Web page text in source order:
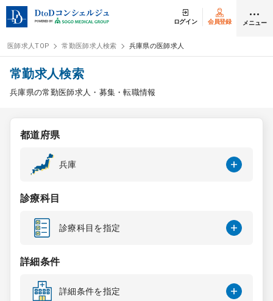
ログイン 会員登録 メニュー
ログイン
医師求人
常勤検索
スポット検索
DtoDの転職・
コンサルタント
医師求人TOP 常勤医師求人検索 兵庫県の医師求人
常勤求人検索
兵庫県の常勤医師求人・募集・転職情報
都道府県
兵庫
診療科目
診療科目を指定
詳細条件
詳細条件を指定